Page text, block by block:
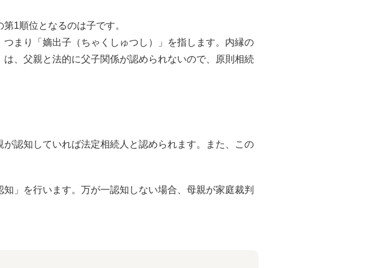
1順位となるのは子です。
まり「嫡出子（ちゃくしゅつし）」を指します。内縁の
、父親と法的に父子関係が認められないので、原則相続
認知していれば法定相続人と認められます。また、この
」を行います。万が一認知しない場合、母親が家庭裁判